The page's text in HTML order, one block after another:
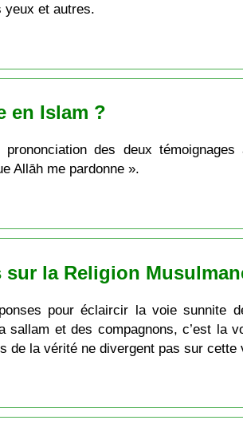
et autres.
en Islam ?
des deux
Allāh me pardonne ».
la Religion
pour éclaircir la voie sunnite
sallam et des compagnons, c’est
de la vérité ne divergent pas sur cette